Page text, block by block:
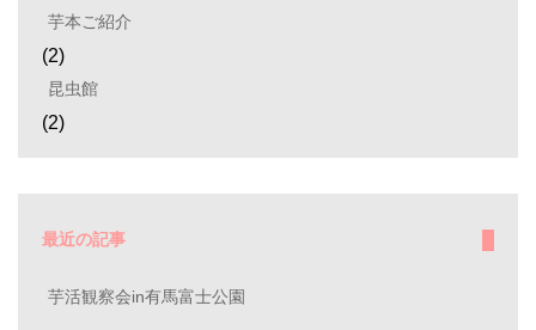
芋本ご紹介
(2)
昆虫館
(2)
最近の記事
芋活観察会in有馬富士公園